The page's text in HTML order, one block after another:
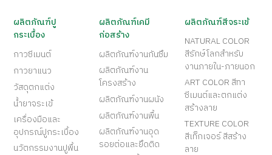
ผลิตภัณฑ์ปู
กระเบื้อง
กาวซีเมนต์
กาวยาแนว
วัสดุตกแต่ง
น้ำยาจระเข้
เครื่องมือและ
อุปกรณ์ปูกระเบื้อง
นวัตกรรมงานปูพื้น
ผลิตภัณฑ์เคมี
ก่อสร้าง
ผลิตภัณฑ์งานกันซึม
ผลิตภัณฑ์งาน
โครงสร้าง
ผลิตภัณฑ์งานผนัง
ผลิตภัณฑ์งานพื้น
ผลิตภัณฑ์งานอุด
รอยต่อและยึดติด
ผลิตภัณฑ์สีจระเข้
NATURAL COLOR
สีรักษ์โลกสำหรับ
งานภายใน-ภายนอก
ART COLOR สีทา
ซีเมนต์และตกแต่ง
สร้างลาย
TEXTURE COLOR
สีเท็กเจอร์ สีสร้าง
ลาย